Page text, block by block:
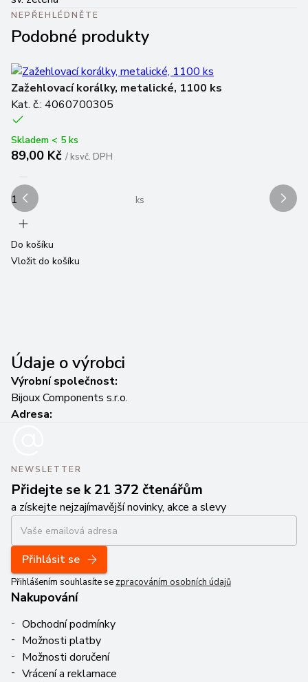
NEPŘEHLÉDNĚTE
Podobné produkty
Zažehlovací korálky, metalické, 1100 ks
Kat. č.: 4060700305
Skladem < 5 ks
89,00 Kč /ksvč. DPH
ks
Do košíku
Vložit do košíku
Údaje o výrobci
Výrobní společnost:
Bijoux Components s.r.o.
Adresa:
NEWSLETTER
Přidejte se k 21 372 čtenářům
a získejte nejzajímavější novinky, akce a slevy
Přihlásit se
Přihlášením souhlasíte se zpracováním osobních údajů
Nakupování
Obchodní podmínky
Možnosti platby
Možnosti doručení
Vrácení a reklamace